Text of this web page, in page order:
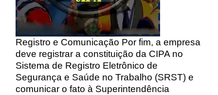
Registro e Comunicação Por fim, a empresa
deve registrar a constituição da CIPA no
Sistema de Registro Eletrônico de
Segurança e Saúde no Trabalho (SRST) e
comunicar o fato à Superintendência